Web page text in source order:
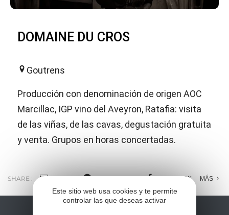
DOMAINE DU CROS
Goutrens
Producción con denominación de origen AOC
Marcillac, IGP vino del Aveyron, Ratafia: visita
de las viñas, de las cavas, degustación gratuita
y venta. Grupos en horas concertadas.
SHARE : E-MAIL MESSENGER FACEBOOK MÁS
Este sitio web usa cookies y te permite
controlar las que deseas activar